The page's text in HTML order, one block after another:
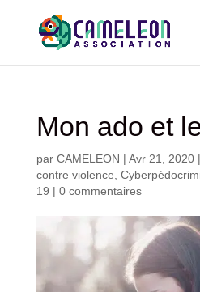
Mon ado et
par CAMELEON | Avr 21, 2020|
contre violence
19 | 0 commentaires